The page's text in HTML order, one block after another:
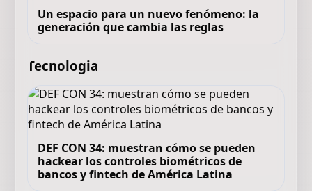
Un espacio para un nuevo fenómeno: la
generación que cambia las reglas
Tecnologia
DEF CON 34: muestran cómo se pueden
hackear los controles biométricos de
bancos y fintech de América Latina